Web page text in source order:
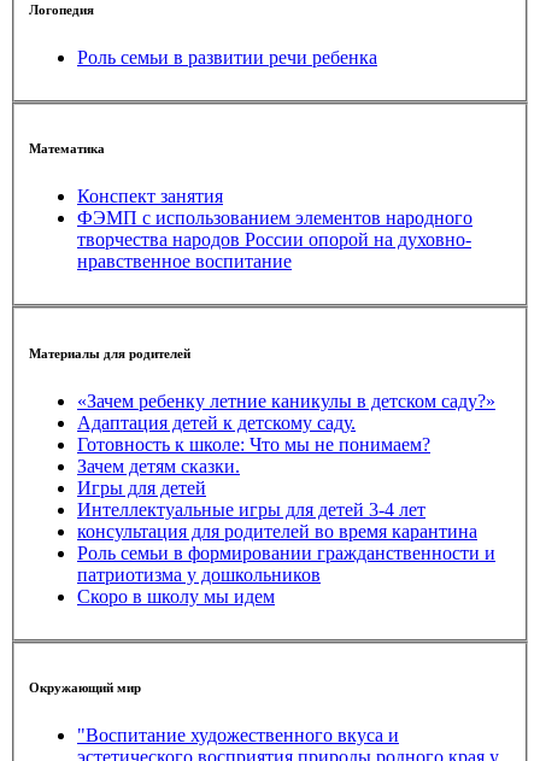
Логопедия
Роль семьи в развитии речи ребенка
Математика
Конспект занятия
ФЭМП с использованием элементов народного
творчества народов России опорой на духовно-
нравственное воспитание
Материалы для родителей
«Зачем ребенку летние каникулы в детском саду?»
Адаптация детей к детскому саду.
Готовность к школе: Что мы не понимаем?
Зачем детям сказки.
Игры для детей
Интеллектуальные игры для детей 3-4 лет
консультация для родителей во время карантина
Роль семьи в формировании гражданственности и
патриотизма у дошкольников
Скоро в школу мы идем
Окружающий мир
"Воспитание художественного вкуса и